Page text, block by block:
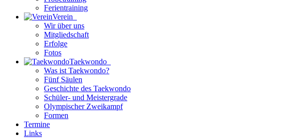
Ferientraining
Verein
Wir über uns
Mitgliedschaft
Erfolge
Fotos
Taekwondo
Was ist Taekwondo?
Fünf Säulen
Geschichte des Taekwondo
Schüler- und Meistergrade
Olympischer Zweikampf
Formen
Termine
Links